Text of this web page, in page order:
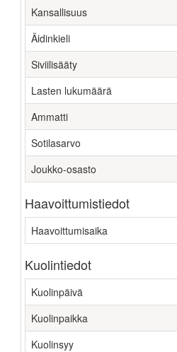
Kansallisuus
Äidinkieli
Siviilisääty
Lasten lukumäärä
Ammatti
Sotilasarvo
Joukko-osasto
Haavoittumistiedot
Haavoittumisaika
Kuolintiedot
Kuolinpäivä
Kuolinpaikka
Kuolinsyy